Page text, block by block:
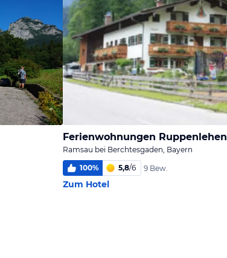
Ferienwohnungen Ruppenlehen
Ramsau bei Berchtesgaden, Bayern
100% 5,8/6 9 Bew.
Zum Hotel